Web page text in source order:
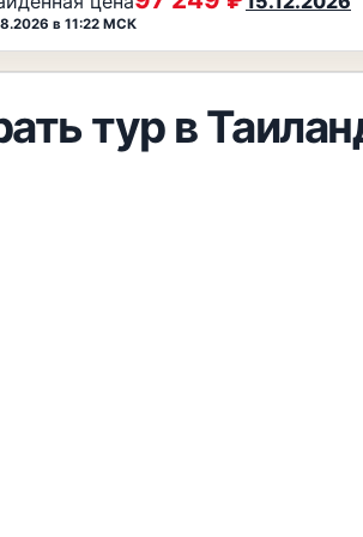
в 11:22 МСК
тур в